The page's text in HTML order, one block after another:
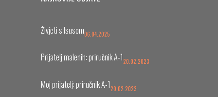
Živjeti s Isusom06.04.2025
Prijatelj malenih: priručnik A-120.02.2023
Moj prijatelj: priručnik A-120.02.2023